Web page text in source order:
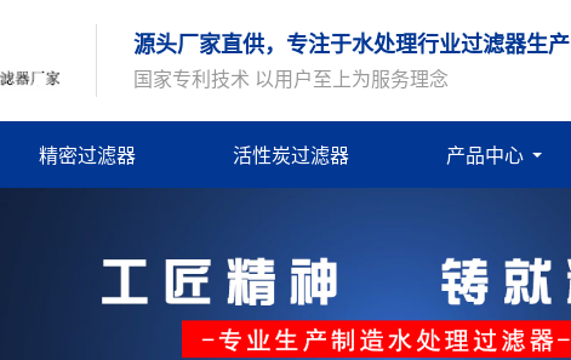
源头厂家直供，专注于水处理行业过滤器生产
国家专利技术 以用户至上为服务理念
精密过滤器 活性炭过滤器 产品中心